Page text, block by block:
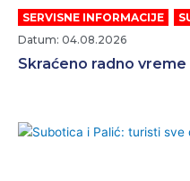
SERVISNE INFORMACIJE
Datum: 04.08.2026
Skraćeno radno